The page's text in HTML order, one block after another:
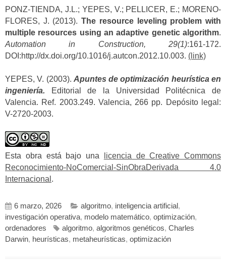
PONZ-TIENDA, J.L.; YEPES, V.; PELLICER, E.; MORENO-
FLORES, J. (2013).The resource leveling problem with
multiple resources using an adaptive genetic algorithm.
Automation in Construction, 29(1):161-172.
DOI:http://dx.doi.org/10.1016/j.autcon.2012.10.003. (link)
YEPES, V. (2003). Apuntes de optimización heurística en
ingeniería. Editorial de la Universidad Politécnica de
Valencia. Ref. 2003.249. Valencia, 266 pp. Depósito legal:
V-2720-2003.
Esta obra está bajo una
licencia de Creative Commons
Reconocimiento-NoComercial-SinObraDerivada 4.0
Internacional .
6 marzo, 2026 algoritmo, inteligencia artificial ,
investigación operativa, modelo matemático, optimización,
ordenadores
algoritmo, algoritmos genéticos, Charles
Darwin, heurísticas, metaheurísticas, optimización